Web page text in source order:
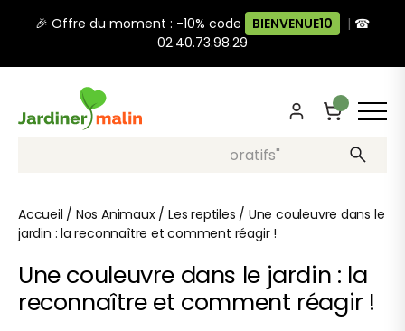
🎉 Offre du moment : -10% code BIENVENUE10 | ☎
02.40.73.98.29
Recherche, ex: "pots décoratifs"
Accueil / Nos Animaux/ Les reptiles / Une couleuvre dans le
jardin : la reconnaître et comment réagir !
Une couleuvre dans le jardin : la
reconnaître et comment réagir !